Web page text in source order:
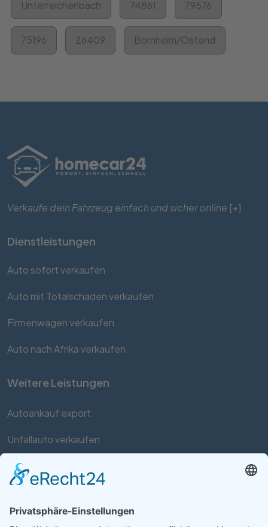
Unterreichenbach 74861 79576
75196 26409 Bornheim/Ostend
Verkaufe dein Fahrzeug einfach und sicher online [+]
Dienstleistungen
Auto sofort verkaufen
Auto mit Totalschaden verkaufen
Firmenwagen verkaufen
Auto nach Afrika verkaufen
Weitere Leistungen
Autoankauf export
Unfallauto verkaufen
Auto mit Motorschaden verkaufen